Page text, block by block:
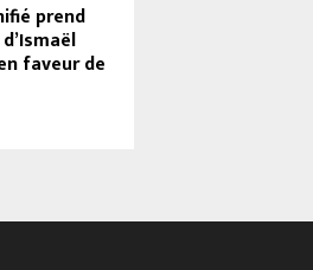
prend
faveur de